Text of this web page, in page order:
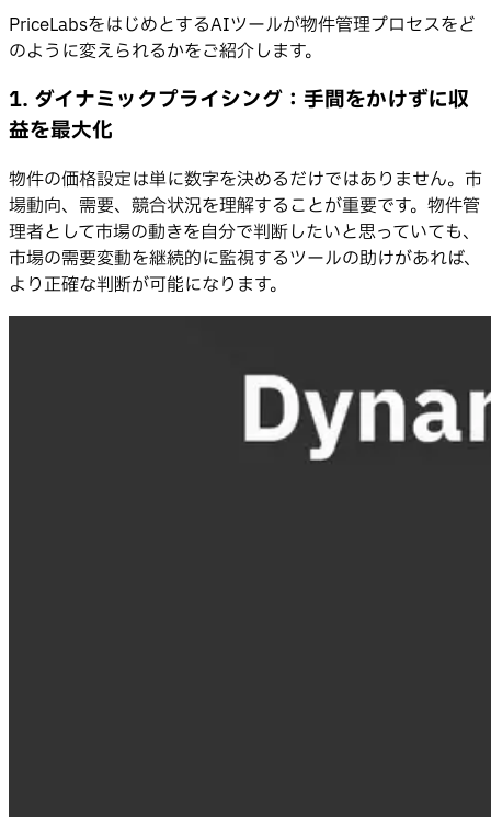
PriceLabsをはじめとするAIツールが物件管理プロセスをど
のように変えられるかをご紹介します。
1. ダイナミックプライシング：手間をかけずに収
益を最大化
物件の価格設定は単に数字を決めるだけではありません。市
場動向、需要、競合状況を理解することが重要です。物件管
理者として市場の動きを自分で判断したいと思っていても、
市場の需要変動を継続的に監視するツールの助けがあれば、
より正確な判断が可能になります。